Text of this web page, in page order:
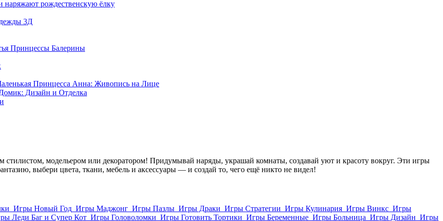
наряжают рождественскую ёлку
3Д
Принцессы Балерины
Принцесса Анна: Живопись на Лице
Дизайн и Отделка
модельером или декоратором! Придумывай наряды, украшай комнаты, создавай уют и красоту вокруг. Эти игры
выбери цвета, ткани, мебель и аксессуары — и создай то, чего ещё никто не видел!
Игры Новый Год Игры Маджонг Игры Пазлы Игры Драки Игры Стратегии Игры Кулинария Игры Винкс Игры
Леди Баг и Супер Кот Игры Головоломки Игры Готовить Тортики Игры Беременные Игры Больница Игры Дизайн Игры